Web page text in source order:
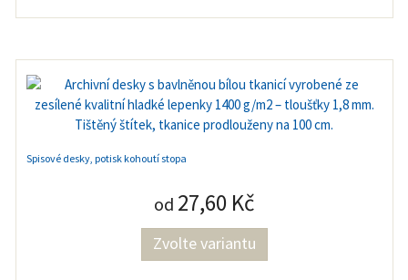
Spisové desky, potisk kohoutí stopa
od 27,60 Kč
Zvolte variantu